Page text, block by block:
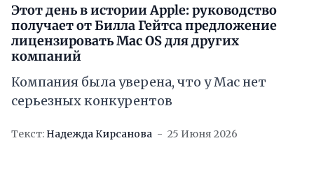
Этот день в истории Apple: руководство
получает от Билла Гейтса предложение
лицензировать Mac OS для других
компаний
Компания была уверена, что у Mac нет
серьезных конкурентов
Текст: Надежда Кирсанова 25 Июня 2026